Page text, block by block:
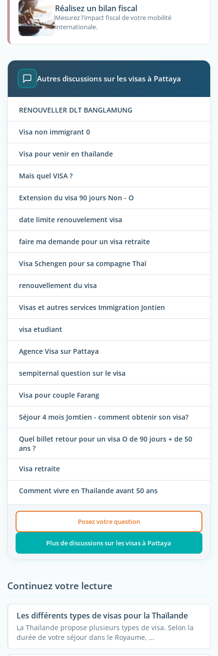
Réalisez un bilan fiscal
Mesurez l'impact fiscal de votre mobilité
internationale.
Autres discussions sur les visas à Pattaya
RENOUVELLER DLT BANGLAMUNG
Visa non immigrant 0
Visa pour venir en thailande
Mais quel VISA ?
Extension du visa 90 jours Non - O
date limite renouvelement visa
faire ma demande pour un visa retraite
Visa Schengen pour sa compagne Thaï
renouvellement du visa
Visas et autres services Immigration Jontien
visa etudiant
Agence Visa sur Pattaya
sempiternal question sur le visa
Visa pour couple Farang
Séjour 4 mois Jomtien - comment obtenir son visa?
Quel billet retour pour un visa O de 90 jours + de 50
ans ?
Visa retraite
Comment vivre en Thailande avant 50 ans
Posez votre question
Plus de discussions sur les visas à Pattaya
Continuez votre lecture
Les différents types de visas pour la Thaïlande
La Thaïlande propose plusieurs types de visa. Selon la
durée de votre séjour dans le Royaume, ...